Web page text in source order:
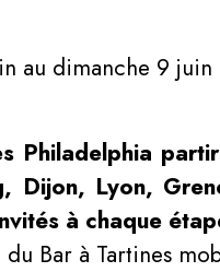
au dimanche 9 juin
Philadelphia
Dijon, Lyon,
à chaque
Bar à Tartines